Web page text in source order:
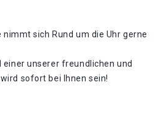
sich Rund um die Uhr gerne
unserer freundlichen und
sofort bei Ihnen sein!